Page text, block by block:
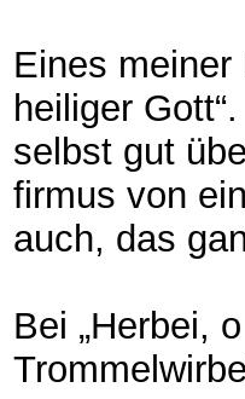
Eines meiner
heiliger
selbst gut
firmus von
auch, das
Bei „Herbei,